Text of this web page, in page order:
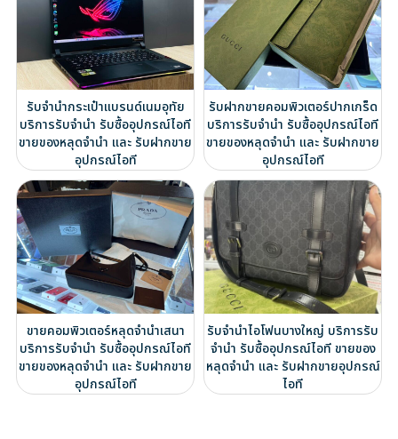
รับจำนำกระเป๋าแบรนด์เนมอุทัย
บริการรับจำนำ รับซื้ออุปกรณ์ไอที
ขายของหลุดจำนำ และ รับฝากขาย
อุปกรณ์ไอที
รับฝากขายคอมพิวเตอร์ปากเกร็ด
บริการรับจำนำ รับซื้ออุปกรณ์ไอที
ขายของหลุดจำนำ และ รับฝากขาย
อุปกรณ์ไอที
ขายคอมพิวเตอร์หลุดจำนำเสนา
บริการรับจำนำ รับซื้ออุปกรณ์ไอที
ขายของหลุดจำนำ และ รับฝากขาย
อุปกรณ์ไอที
รับจำนำไอโฟนบางใหญ่ บริการรับ
จำนำ รับซื้ออุปกรณ์ไอที ขายของ
หลุดจำนำ และ รับฝากขายอุปกรณ์
ไอที